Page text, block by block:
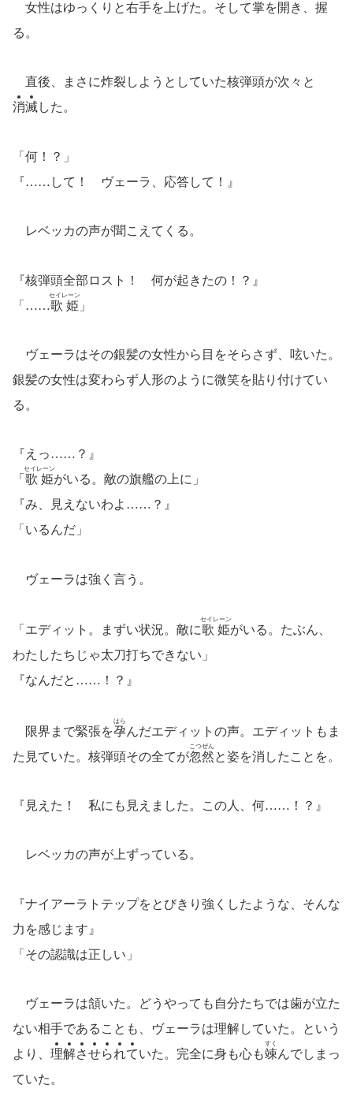
女性はゆっくりと右手を上げた。そして掌を開き、握
る。
直後、まさに炸裂しようとしていた核弾頭が次々と
消滅した。
「何！？」
『……して！ ヴェーラ、応答して！』
レベッカの声が聞こえてくる。
『核弾頭全部ロスト！ 何が起きたの！？』
「……歌姫
セイレーン
」
ヴェーラはその銀髪の女性から目をそらさず、呟いた。
銀髪の女性は変わらず人形のように微笑を貼り付けてい
る。
『えっ……？』
「 歌姫
セイレーン
がいる。敵の旗艦の上に」
『み、見えないわよ……？』
「いるんだ」
ヴェーラは強く言う。
「エディット。まずい状況。敵に歌姫
セイレーン
がいる。たぶん、
わたしたちじゃ太刀打ちできない」
『なんだと……！？』
限界まで緊張を孕
はら
んだエディットの声。エディットもま
た見ていた。核弾頭その全てが忽然
こつぜん
と姿を消したことを。
『見えた！ 私にも見えました。この人、何……！？』
レベッカの声が上ずっている。
『ナイアーラトテップをとびきり強くしたような、そんな
力を感じます』
「その認識は正しい」
ヴェーラは頷いた。どうやっても自分たちでは歯が立た
ない相手であることも、ヴェーラは理解していた。という
より、 理解させられていた。完全に身も心も竦
すく
んでしまっ
ていた。